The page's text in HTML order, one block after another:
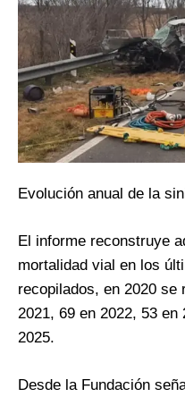
Evolución anual de la
El informe reconstruye
mortalidad vial en los
recopilados, en 2020 se
2021, 69 en 2022, 53 en
2025.
Desde la Fundación